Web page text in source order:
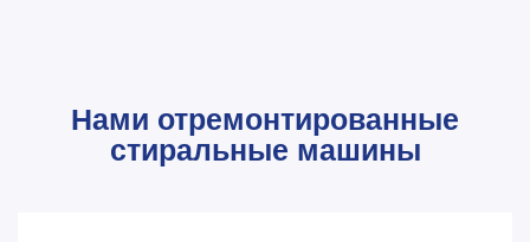
Нами отремонтированные
стиральные машины